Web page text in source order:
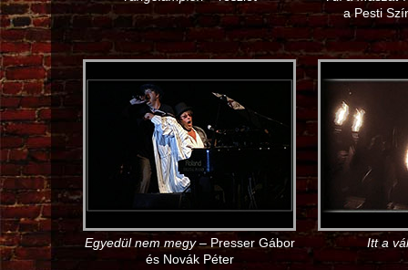
a Pesti
Egyedül nem megy– Presser Gábor
és Novák Péter
Itt a